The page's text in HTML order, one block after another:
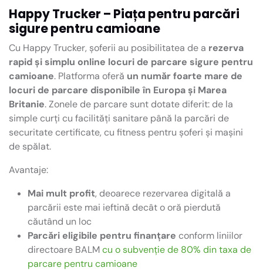
Happy Trucker – Piața pentru parcări
sigure pentru camioane
Cu Happy Trucker, șoferii au posibilitatea de a rezerva
rapid și simplu online locuri de parcare sigure pentru
camioane. Platforma oferă un număr foarte mare de
locuri de parcare disponibile în Europa și Marea
Britanie. Zonele de parcare sunt dotate diferit: de la
simple curți cu facilități sanitare până la parcări de
securitate certificate, cu fitness pentru șoferi și mașini
de spălat.
Avantaje:
Mai mult profit, deoarece rezervarea digitală a
parcării este mai ieftină decât o oră pierdută
căutând un loc
Parcări eligibile pentru finanțare conform liniilor
directoare BALMcu o subvenție de 80% din taxa de
parcare pentru camioane